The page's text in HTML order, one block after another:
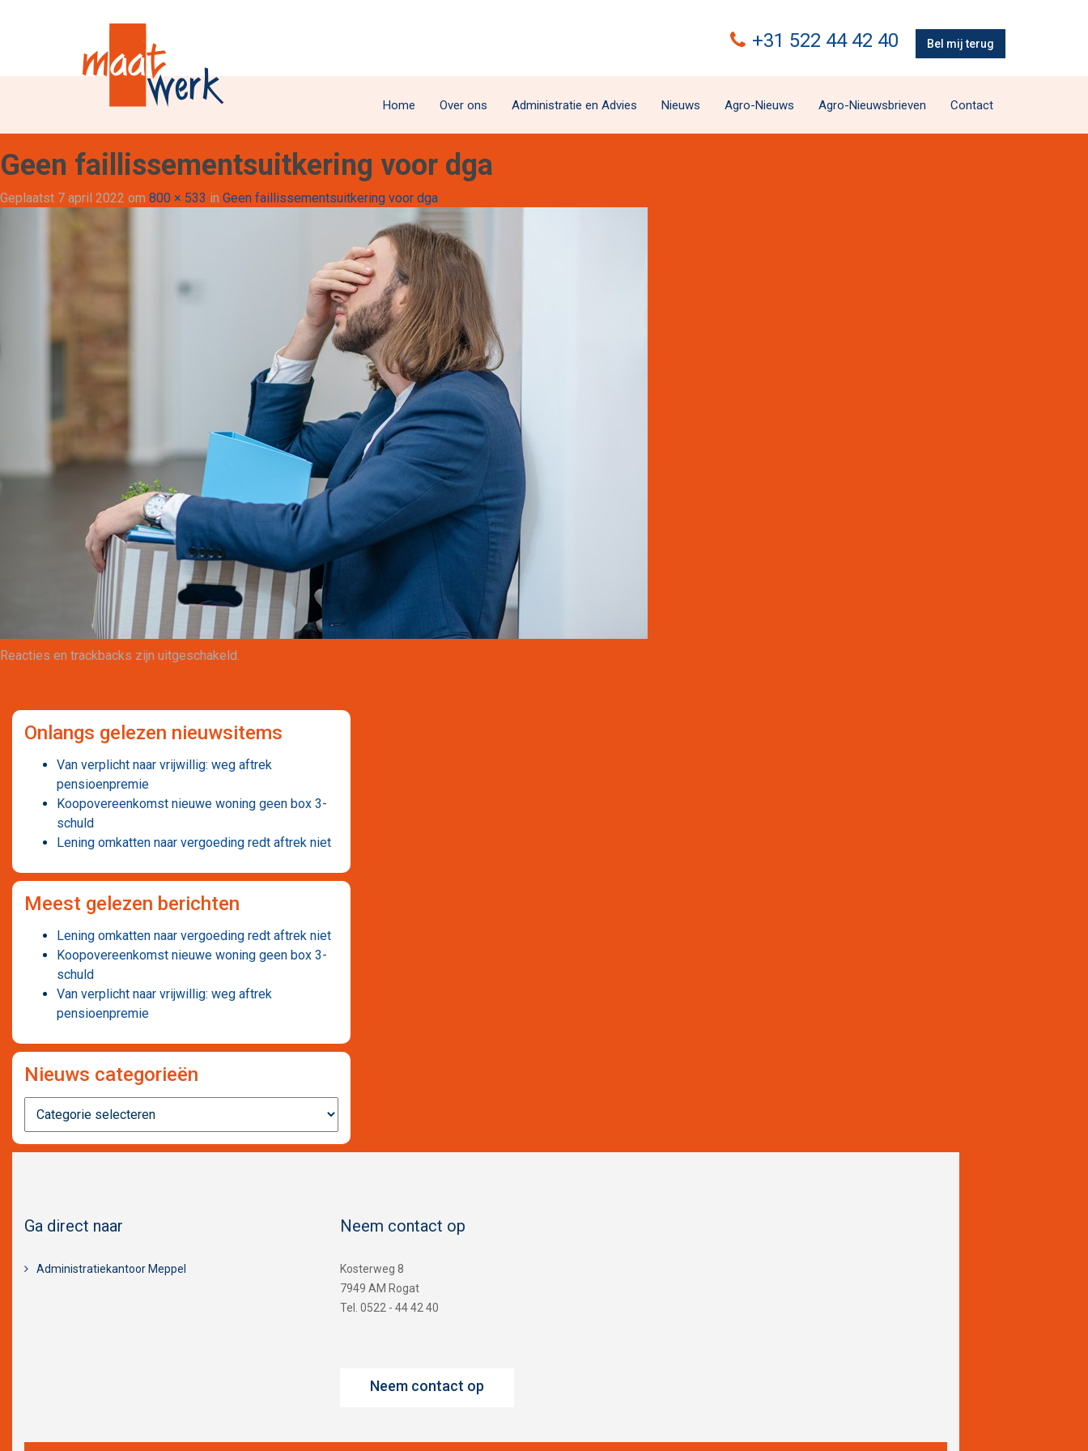
Maatwerk
+31 522 44 42 40 Bel mij terug
Home Over ons Administratie en Advies Nieuws Agro-Nieuws Agro-Nieuwsbrieven Contact
Geen faillissementsuitkering voor dga
Geplaatst 7 april 2022 om 800 × 533 in Geen faillissementsuitkering voor dga
Reacties en trackbacks zijn uitgeschakeld.
Onlangs gelezen nieuwsitems
Van verplicht naar vrijwillig: weg aftrek
pensioenpremie
Koopovereenkomst nieuwe woning geen box 3-
schuld
Lening omkatten naar vergoeding redt aftrek niet
Meest gelezen berichten
Lening omkatten naar vergoeding redt aftrek niet
Koopovereenkomst nieuwe woning geen box 3-
schuld
Van verplicht naar vrijwillig: weg aftrek
pensioenpremie
Nieuws categorieën
categorieën
Ga direct naar
Administratiekantoor Meppel
Neem contact op
Kosterweg 8
7949 AM Rogat
Tel. 0522 - 44 42 40
Neem contact op